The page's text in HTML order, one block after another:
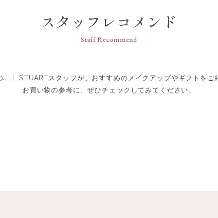
スタッフレコメンド
Staff Recommend
JILL STUARTスタッフが、おすすめのメイクアップやギフトをご